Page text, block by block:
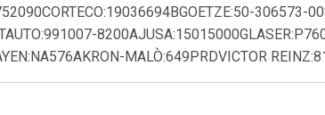
306573-
MALÒ:649PRDVICTOR